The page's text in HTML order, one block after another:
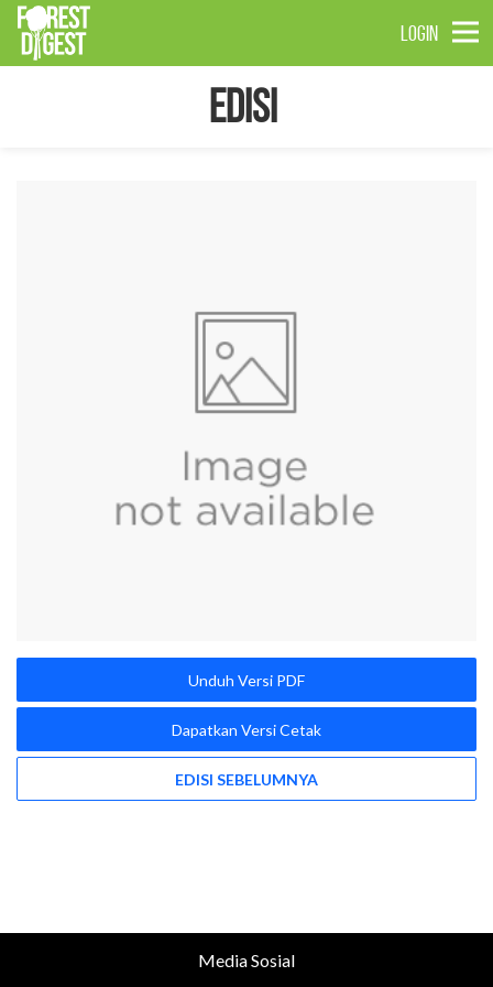
LOGIN
Edisi
Unduh Versi PDF
Dapatkan Versi Cetak
EDISI SEBELUMNYA
Media Sosial